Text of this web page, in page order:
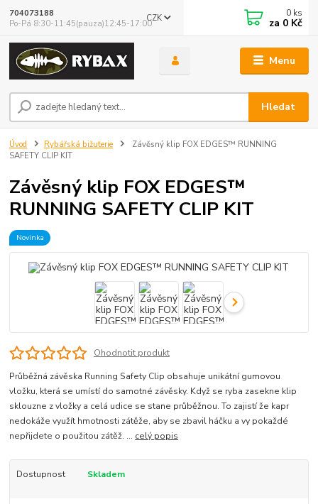
Menu
CZK
Hledat
704073188
Po-Pá 8:30-11:45(pauza)12:45-17:00
0 ks
za 0 Kč
Úvod Rybářská bižuterie
Závěsný klip FOX EDGES™ RUNNING
SAFETY CLIP KIT
Závěsný klip FOX EDGES™
RUNNING SAFETY CLIP KIT
Novinka
Ohodnotit produkt
Průběžná závěska Running Safety Clip obsahuje unikátní gumovou
vložku, která se umístí do samotné závěsky. Když se ryba zasekne klip
sklouzne z vložky a celá udice se stane průběžnou. To zajistí že kapr
nedokáže využít hmotnosti zátěže, aby se zbavil háčku a vy pokaždé
nepřijdete o použitou zátěž. ... celý popis
Dostupnost Skladem